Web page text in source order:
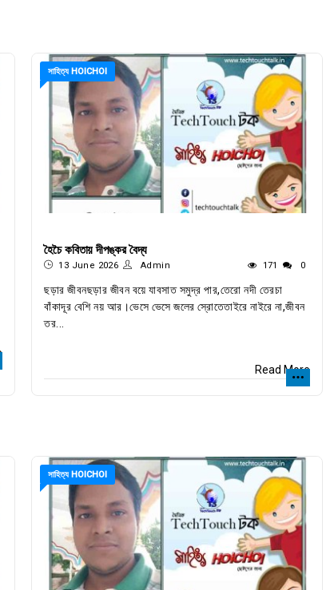
সাহিত্য HOICHOI
হৈচৈ কবিতায় দীপঙ্কর বৈদ্য
13 June 2026 Admin 171 0
ছড়ার জীবনছড়ার জীবন বয়ে যাবসাত সমুদ্র পার,তেরো নদী তেরচা
বাঁকাদূর বেশি নয় আর।ভেসে ভেসে জলের স্রোতেতাইরে নাইরে না,জীবন
তর...
Read More
সাহিত্য HOICHOI